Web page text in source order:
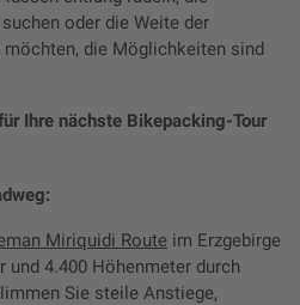
oder die Weite der
die Möglichkeiten sind
Ihre nächste Bikepacking-Tour
Miriquidi Route im Erzgebirge
und 4.400 Höhenmeter durch
Sie steile Anstiege,